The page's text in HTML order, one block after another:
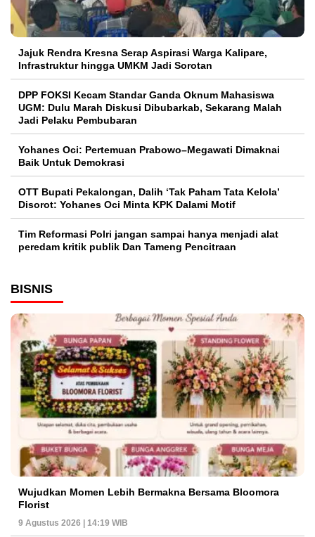
Jajuk Rendra Kresna Serap Aspirasi Warga Kalipare,
Infrastruktur hingga UMKM Jadi Sorotan
DPP FOKSI Kecam Standar Ganda Oknum Mahasiswa
UGM: Dulu Marah Diskusi Dibubarkab, Sekarang Malah
Jadi Pelaku Pembubaran
Yohanes Oci: Pertemuan Prabowo–Megawati Dimaknai
Baik Untuk Demokrasi
OTT Bupati Pekalongan, Dalih ‘Tak Paham Tata Kelola’
Disorot: Yohanes Oci Minta KPK Dalami Motif
Tim Reformasi Polri jangan sampai hanya menjadi alat
peredam kritik publik Dan Tameng Pencitraan
BISNIS
Wujudkan Momen Lebih Bermakna Bersama Bloomora
Florist
9 Agustus 2026 | 14:19 WIB